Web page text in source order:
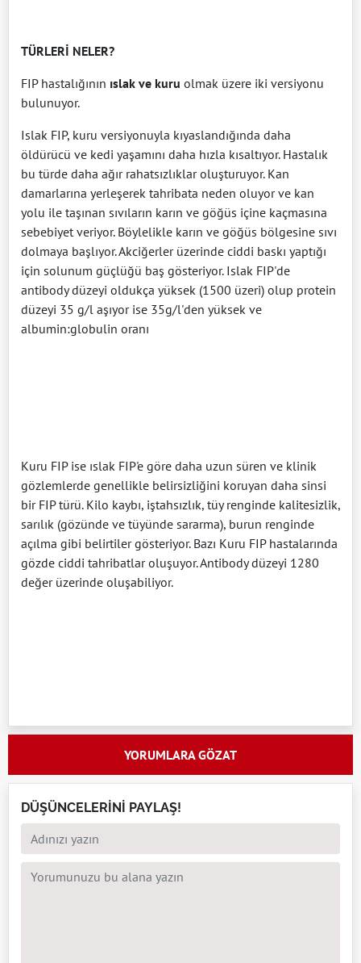
TÜRLERİ NELER?
FIP hastalığının ıslak ve kuru olmak üzere iki versiyonu
bulunuyor.
Islak FIP, kuru versiyonuyla kıyaslandığında daha
öldürücü ve kedi yaşamını daha hızla kısaltıyor. Hastalık
bu türde daha ağır rahatsızlıklar oluşturuyor. Kan
damarlarına yerleşerek tahribata neden oluyor ve kan
yolu ile taşınan sıvıların karın ve göğüs içine kaçmasına
sebebiyet veriyor. Böylelikle karın ve göğüs bölgesine sıvı
dolmaya başlıyor. Akciğerler üzerinde ciddi baskı yaptığı
için solunum güçlüğü baş gösteriyor. Islak FIP'de
antibody düzeyi oldukça yüksek (1500 üzeri) olup protein
düzeyi 35 g/l aşıyor ise 35g/l'den yüksek ve
albumin:globulin oranı
Kuru FIP ise ıslak FIP'e göre daha uzun süren ve klinik
gözlemlerde genellikle belirsizliğini koruyan daha sinsi
bir FIP türü. Kilo kaybı, iştahsızlık, tüy renginde kalitesizlik,
sarılık (gözünde ve tüyünde sararma), burun renginde
açılma gibi belirtiler gösteriyor. Bazı Kuru FIP hastalarında
gözde ciddi tahribatlar oluşuyor. Antibody düzeyi 1280
değer üzerinde oluşabiliyor.
YORUMLARA GÖZAT
DÜŞÜNCELERİNİ PAYLAŞ!